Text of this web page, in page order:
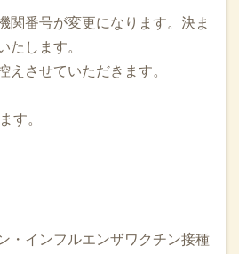
関番号が変更になります。決ま
たします。
えさせていただきます。
す。
インフルエンザワクチン接種